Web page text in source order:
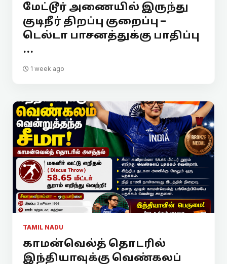
மேட்டூர் அணையில் இருந்து
குடிநீர் திறப்பு குறைப்பு –
டெல்டா பாசனத்துக்கு பாதிப்பு
...
1 week ago
TAMIL NADU
காமன்வெல்த் தொடரில்
இந்தியாவுக்கு வெண்கலப்